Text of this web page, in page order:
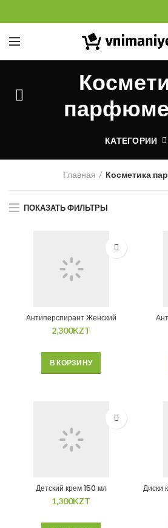
КАТЕГОРИИ
Главная Косметика
ПОКАЗАТЬ ФИЛЬТРЫ
Антиперспирант Женский
2,300KZT
В КОРЗИНУ
Детский крем 150 мл
1,300KZT
Диски